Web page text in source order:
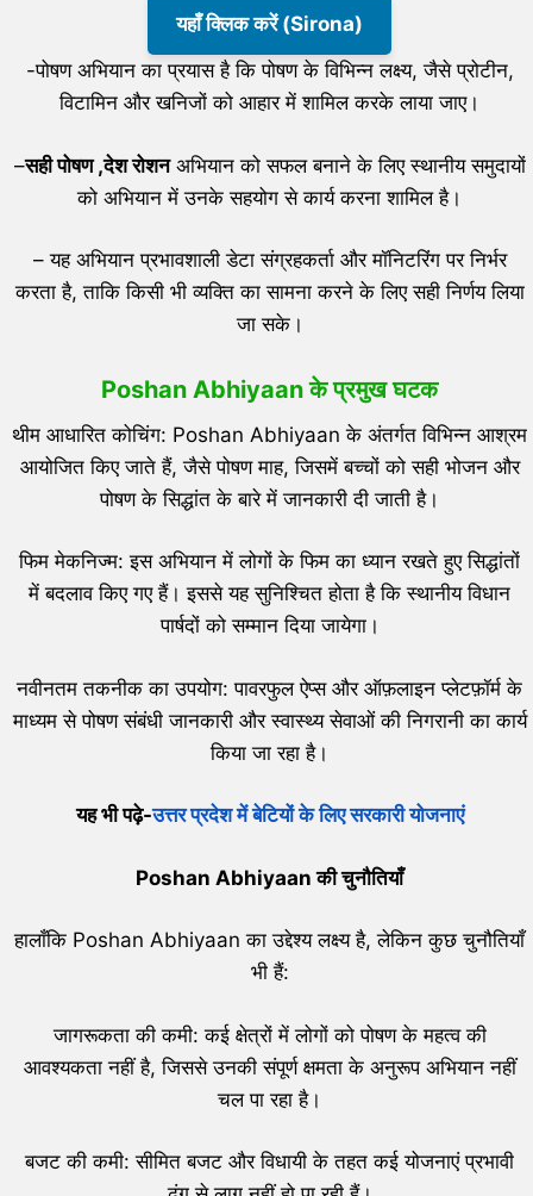
यहाँ क्लिक करें (Sirona)
-पोषण अभियान का प्रयास है कि पोषण के विभिन्न लक्ष्य, जैसे प्रोटीन,
विटामिन और खनिजों को आहार में शामिल करके लाया जाए।
–सही पोषण ,देश रोशनअभियान को सफल बनाने के लिए स्थानीय समुदायों
को अभियान में उनके सहयोग से कार्य करना शामिल है।
– यह अभियान प्रभावशाली डेटा संग्रहकर्ता और मॉनिटरिंग पर निर्भर
करता है, ताकि किसी भी व्यक्ति का सामना करने के लिए सही निर्णय लिया
जा सके।
Poshan Abhiyaanके प्रमुख घटक
थीम आधारित कोचिंग: Poshan Abhiyaan के अंतर्गत विभिन्न आश्रम
आयोजित किए जाते हैं, जैसे पोषण माह, जिसमें बच्चों को सही भोजन और
पोषण के सिद्धांत के बारे में जानकारी दी जाती है।
फिम मेकनिज्म: इस अभियान में लोगों के फिम का ध्यान रखते हुए सिद्धांतों
में बदलाव किए गए हैं। इससे यह सुनिश्चित होता है कि स्थानीय विधान
पार्षदों को सम्मान दिया जायेगा।
नवीनतम तकनीक का उपयोग: पावरफुल ऐप्स और ऑफ़लाइन प्लेटफ़ॉर्म के
माध्यम से पोषण संबंधी जानकारी और स्वास्थ्य सेवाओं की निगरानी का कार्य
किया जा रहा है।
यह भी पढ़े-उत्तर प्रदेश में बेटियों के लिए सरकारी योजनाएं
Poshan Abhiyaan की चुनौतियाँ
हालाँकि Poshan Abhiyaan का उद्देश्य लक्ष्य है, लेकिन कुछ चुनौतियाँ
भी हैं:
जागरूकता की कमी: कई क्षेत्रों में लोगों को पोषण के महत्व की
आवश्यकता नहीं है, जिससे उनकी संपूर्ण क्षमता के अनुरूप अभियान नहीं
चल पा रहा है।
बजट की कमी: सीमित बजट और विधायी के तहत कई योजनाएं प्रभावी